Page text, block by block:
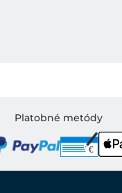
Platobné metódy